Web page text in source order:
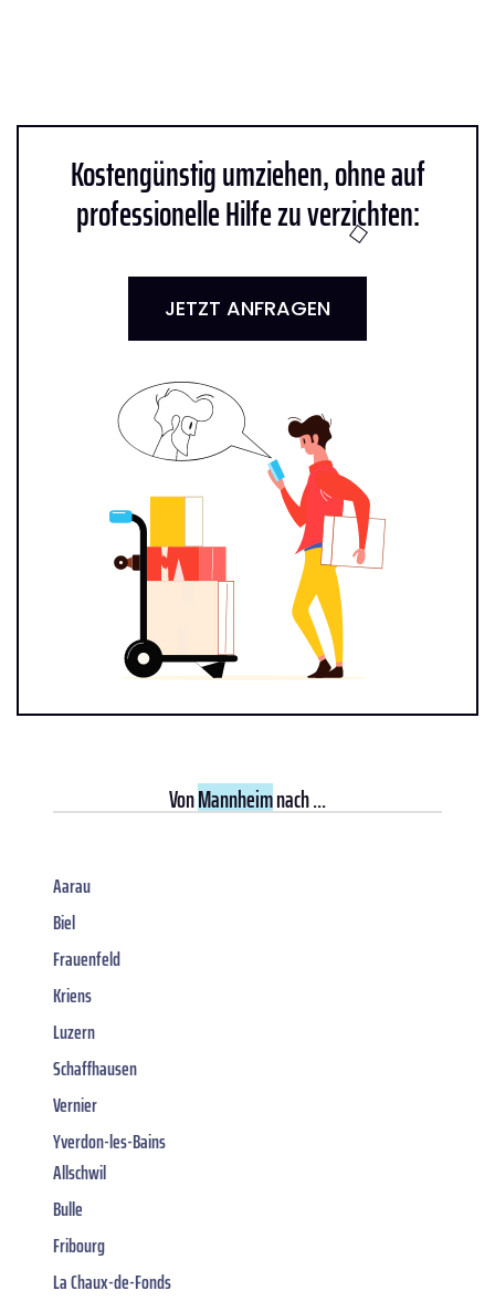
Kostengünstig umziehen, ohne auf
professionelle Hilfe zu verzichten:
JETZT ANFRAGEN
VonMannheimnach ...
Aarau
Biel
Frauenfeld
Kriens
Luzern
Schaffhausen
Vernier
Yverdon-les-Bains
Allschwil
Bulle
Fribourg
La Chaux-de-Fonds